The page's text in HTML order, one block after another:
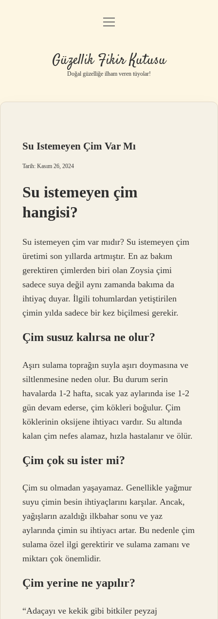
Anasayfa
Yasal Uyarı
menüyü
Güzellik Fikir Kutusu
Doğal güzelliğe ilham veren tüyolar!
Su Istemeyen Çim Var Mı
Tarih: Kasım 26, 2024
Su istemeyen çim
hangisi?
Su istemeyen çim var mıdır? Su istemeyen çim
üretimi son yıllarda artmıştır. En az bakım
gerektiren çimlerden biri olan Zoysia çimi
sadece suya değil aynı zamanda bakıma da
ihtiyaç duyar. İlgili tohumlardan yetiştirilen
çimin yılda sadece bir kez biçilmesi gerekir.
Çim susuz kalırsa ne olur?
Aşırı sulama toprağın suyla aşırı doymasına ve
siltlenmesine neden olur. Bu durum serin
havalarda 1-2 hafta, sıcak yaz aylarında ise 1-2
gün devam ederse, çim kökleri boğulur. Çim
köklerinin oksijene ihtiyacı vardır. Su altında
kalan çim nefes alamaz, hızla hastalanır ve ölür.
Çim çok su ister mi?
Çim su olmadan yaşayamaz. Genellikle yağmur
suyu çimin besin ihtiyaçlarını karşılar. Ancak,
yağışların azaldığı ilkbahar sonu ve yaz
aylarında çimin su ihtiyacı artar. Bu nedenle çim
sulama özel ilgi gerektirir ve sulama zamanı ve
miktarı çok önemlidir.
Çim yerine ne yapılır?
“Adaçayı ve kekik gibi bitkiler peyzaj